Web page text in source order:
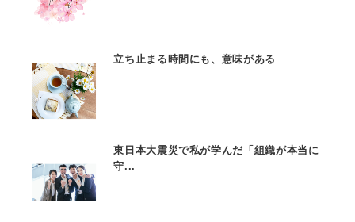
立ち止まる時間にも、意味がある
東日本大震災で私が学んだ「組織が本当に
守...